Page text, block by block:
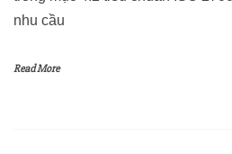
nhu cầu
Read More